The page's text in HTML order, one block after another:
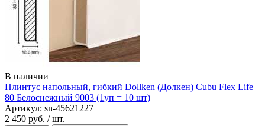
В наличии
Плинтус напольный, гибкий Dollken (Долкен) Cubu Flex Life
80 Белоснежный 9003 (1уп = 10 шт)
Артикул: sn-45621227
2 450 руб. / шт.